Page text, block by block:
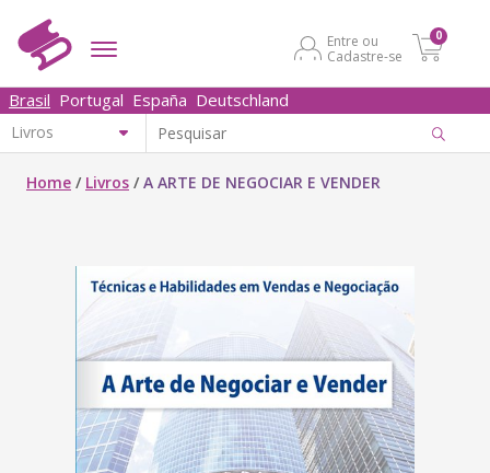
Entre ou
Cadastre-se
0
Brasil Portugal España Deutschland
Home / Livros /A ARTE DE NEGOCIAR E VENDER